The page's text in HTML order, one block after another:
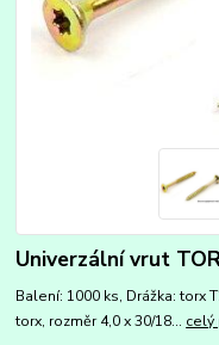
Univerzální vrut
Balení: 1000 ks, Drážka: torx
torx, rozměr 4,0 x 30/18... celý